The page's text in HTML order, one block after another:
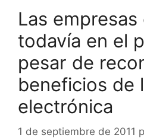
Las
todavía en el
pesar de
beneficios de
electrónica
1 de septiembre de 2011